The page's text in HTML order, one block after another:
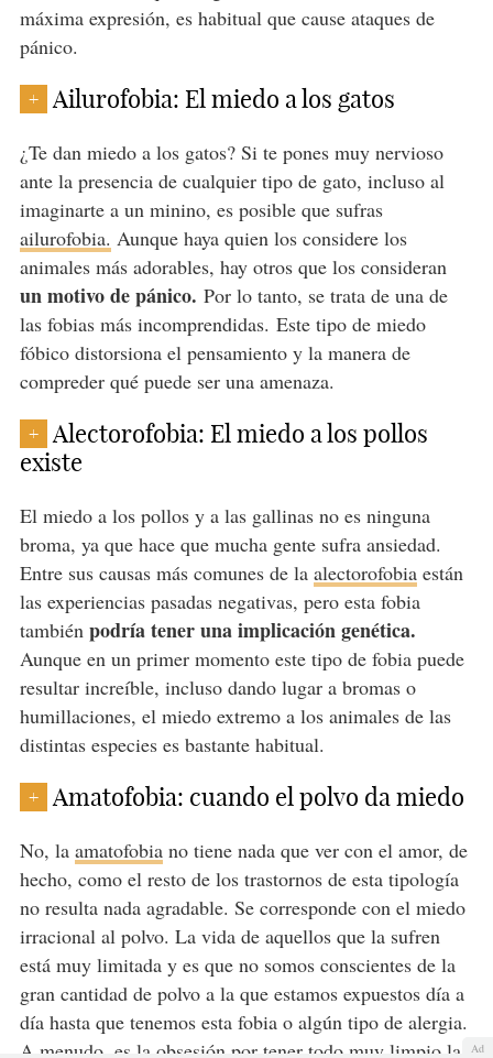
máxima expresión, es habitual que cause ataques de
pánico.
+ Ailurofobia: El miedo a los gatos
¿Te dan miedo a los gatos? Si te pones muy nervioso
ante la presencia de cualquier tipo de gato, incluso al
imaginarte a un minino, es posible que sufras
ailurofobia. Aunque haya quien los considere los
animales más adorables, hay otros que los consideran
un motivo de pánico. Por lo tanto, se trata de una de
las fobias más incomprendidas. Este tipo de miedo
fóbico distorsiona el pensamiento y la manera de
compreder qué puede ser una amenaza.
+
Alectorofobia: El miedo a los pollos
existe
El miedo a los pollos y a las gallinas no es ninguna
broma, ya que hace que mucha gente sufra ansiedad.
Entre sus causas más comunes de la alectorofobiaestán
las experiencias pasadas negativas, pero esta fobia
también podría tener una implicación genética.
Aunque en un primer momento este tipo de fobia puede
resultar increíble, incluso dando lugar a bromas o
humillaciones, el miedo extremo a los animales de las
distintas especies es bastante habitual.
+ Amatofobia: cuando el polvo da miedo
No, la amatofobiano tiene nada que ver con el amor, de
hecho, como el resto de los trastornos de esta tipología
no resulta nada agradable. Se corresponde con el miedo
irracional al polvo. La vida de aquellos que la sufren
está muy limitada y es que no somos conscientes de la
gran cantidad de polvo a la que estamos expuestos día a
día hasta que tenemos esta fobia o algún tipo de alergia.
A menudo, es la obsesión por tener todo muy limpio la
Ad